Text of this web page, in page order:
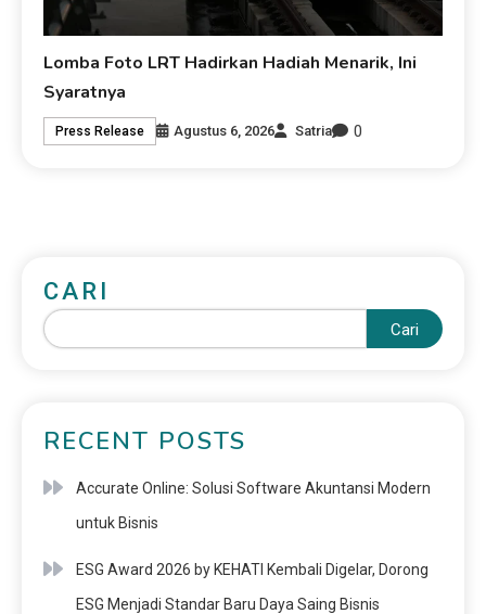
Lomba Foto LRT Hadirkan Hadiah Menarik, Ini
Syaratnya
Press Release Agustus 6, 2026 Satria 0
CARI
Cari
RECENT POSTS
Accurate Online: Solusi Software Akuntansi Modern
untuk Bisnis
ESG Award 2026 by KEHATI Kembali Digelar, Dorong
ESG Menjadi Standar Baru Daya Saing Bisnis